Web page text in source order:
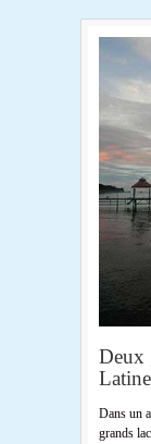
Deux
Latine
Dans un
grands